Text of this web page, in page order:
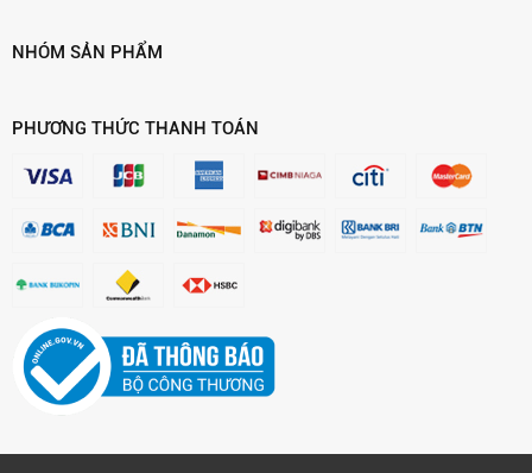
NHÓM SẢN PHẨM
PHƯƠNG THỨC THANH TOÁN